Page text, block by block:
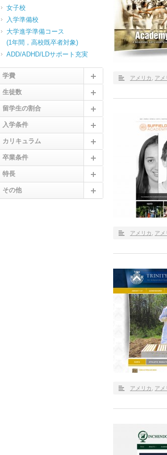
アメリカ アメ
アメリカ アメ
アメリカ アメ
女子校
入学準備校
大学進学準備コース
(1年間，高校既卒者対象)
ADD/ADHD/LDサポート充実
学費
生徒数
留学生の割合
入学条件
カリキュラム
卒業条件
特長
その他